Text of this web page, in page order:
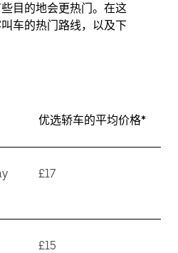
目的地会更热门。在这
车的热门路线，以及下
优选轿车的平均价格*
£17
£15